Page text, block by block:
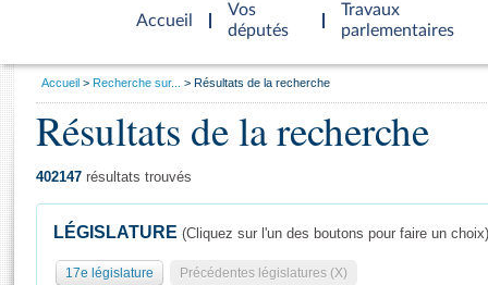
Accueil
d'accueil
Vos
députés
Travaux
parlementaires
Général
Vous
Accueil Recherche sur... Résultats de la recherche
Résultats de la recherche
402147 résultats trouvés
LÉGISLATURE (Cliquez sur l'un des boutons pour faire un choix)
17e législature Précédentes législatures (X)